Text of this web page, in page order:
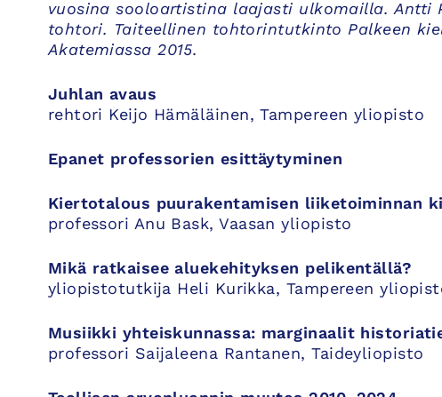
vuosina sooloartistina laajasti ulkomailla. Antti
tohtori. Taiteellinen tohtorintutkinto Palkeen
Akatemiassa 2015.
Juhlan avaus
rehtori Keijo Hämäläinen, Tampereen yliopisto
Epanet professorien esittäytyminen
Kiertotalous puurakentamisen liiketoiminnan
professori Anu Bask, Vaasan yliopisto
Mikä ratkaisee aluekehityksen pelikentällä?
yliopistotutkija Heli Kurikka, Tampereen
Musiikki yhteiskunnassa: marginaalit
professori Saijaleena Rantanen, Taideyliopisto